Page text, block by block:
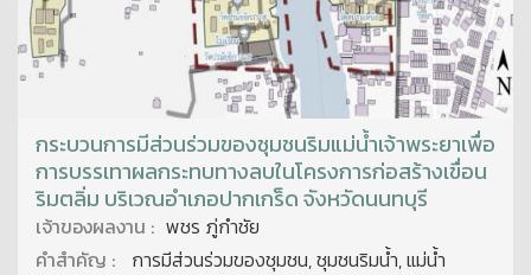
กระบวนการมีส่วนร่วมของชุมชนริมแม่น้ำเจ้าพระยาเพื่อ
การบรรเทาผลกระทบทางลบในโครงการก่อสร้างเขื่อน
ริมตลิ่ม บริเวณอำเภอปากเกร็ด จังหวัดนนทบุรี
เจ้าของผลงาน : พชร ภู่กําชัย
คำสำคัญ :
การมีส่วนร่วมของชุมชน, ชุมชนริมน้ำ, แม่น้ำ